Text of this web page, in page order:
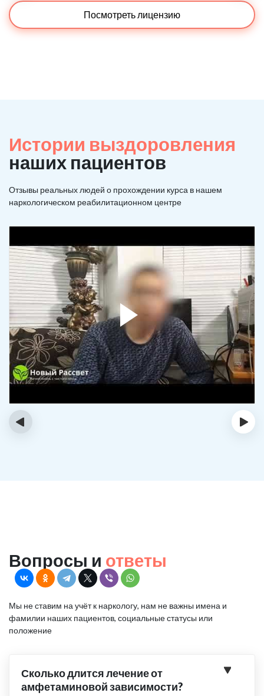
Посмотреть лицензию
Истории выздоровления
наших пациентов
Отзывы реальных людей о прохождении курса в нашем
наркологическом реабилитационном центре
‹ ›
Вопросы и ответы
Мы не ставим на учёт к наркологу, нам не важны имена и
фамилии наших пациентов, социальные статусы или
положение
Сколько длится лечение от
амфетаминовой зависимости?